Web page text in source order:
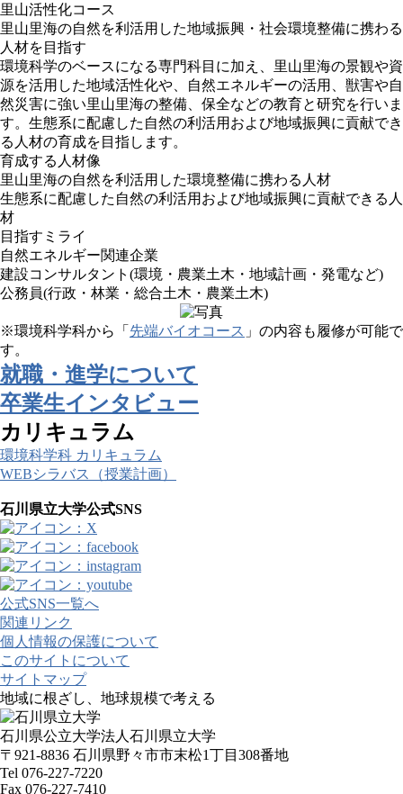
里山活性化コース
里山里海の自然を利活用した地域振興・社会環境整備に携わる
人材を目指す
環境科学のベースになる専門科目に加え、里山里海の景観や資
源を活用した地域活性化や、自然エネルギーの活用、獣害や自
然災害に強い里山里海の整備、保全などの教育と研究を行いま
す。生態系に配慮した自然の利活用および地域振興に貢献でき
る人材の育成を目指します。
育成する人材像
里山里海の自然を利活用した環境整備に携わる人材
生態系に配慮した自然の利活用および地域振興に貢献できる人
材
目指すミライ
自然エネルギー関連企業
建設コンサルタント(環境・農業土木・地域計画・発電など)
公務員(行政・林業・総合土木・農業土木)
※環境科学科から「 先端バイオコース 」の内容も履修が可能で
す。
就職・進学について
卒業生インタビュー
カリキュラム
環境科学科 カリキュラム
WEBシラバス（授業計画）
石川県立大学公式SNS
公式SNS一覧へ
関連リンク
個人情報の保護について
このサイトについて
サイトマップ
地域に根ざし、地球規模で考える
石川県公立大学法人石川県立大学
〒921-8836 石川県野々市市末松1丁目308番地
Tel 076-227-7220
Fax 076-227-7410